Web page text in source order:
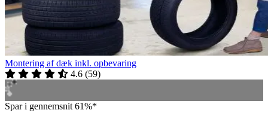
Montering af dæk inkl. opbevaring
4.6 (59)
Spar i gennemsnit 61%*